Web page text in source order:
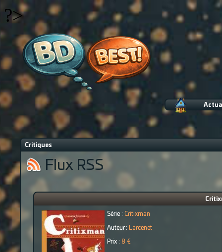
?>
Critiques
Flux RSS
Série : Critixman
Auteur : Larcenet
Prix : 8 €